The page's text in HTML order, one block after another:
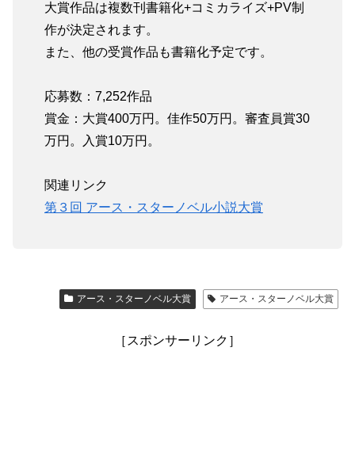
大賞作品は複数刊書籍化+コミカライズ+PV制
作が決定されます。
また、他の受賞作品も書籍化予定です。
応募数：7,252作品
賞金：大賞400万円。佳作50万円。審査員賞30
万円。入賞10万円。
関連リンク
第３回 アース・スターノベル小説大賞
アース・スターノベル大賞 アース・スターノベル大賞
［スポンサーリンク］